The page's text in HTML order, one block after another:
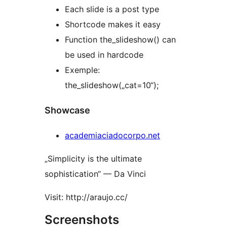
Each slide is a post type
Shortcode makes it easy
Function the_slideshow() can
be used in hardcode
Exemple:
the_slideshow(„cat=10“);
Showcase
academiaciadocorpo.net
„Simplicity is the ultimate
sophistication“ — Da Vinci
Visit: http://araujo.cc/
Screenshots